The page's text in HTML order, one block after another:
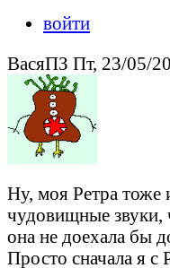
войти
ВасяПЗ Пт, 23/05/
Ну, моя Ретра тоже
чудовищные звуки,
она не доехала бы
Просто сначала я с